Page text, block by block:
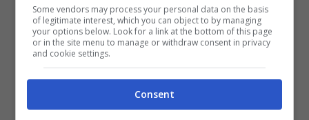
alla zia Lea, che si sta occupando della
sua crescita e della sua istruzione. Nelle
prossime puntate, però, sarà Marta ad
avere la peggio. Gli spoiler degli episodi in
Some vendors may process your personal data on the basis
of legitimate interest, which you can object to by managing
your options below. Look for a link at the bottom of this page
or in the site menu to manage or withdraw consent in privacy
and cookie settings.
Consent